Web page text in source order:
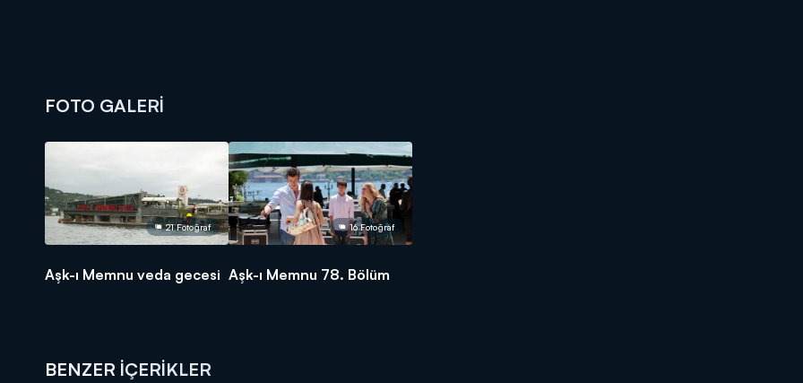
FOTO GALERİ
21 Fotoğraf
Aşk-ı Memnu veda gecesi
16 Fotoğraf
Aşk-ı Memnu 78. Bölüm
BENZER İÇERİKLER